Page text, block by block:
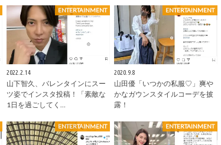
ENTERTAINMENT
2022.2.14
山下智久、バレンタインにスー
ツ姿でインスタ投稿！「素敵な
1日を過ごしてく…
ENTERTAINMENT
2020.9.8
山田優「いつかの私服♡」爽や
かなガウンスタイルコーデを披
露！
ENTERTAINMENT ENTERTAINMENT